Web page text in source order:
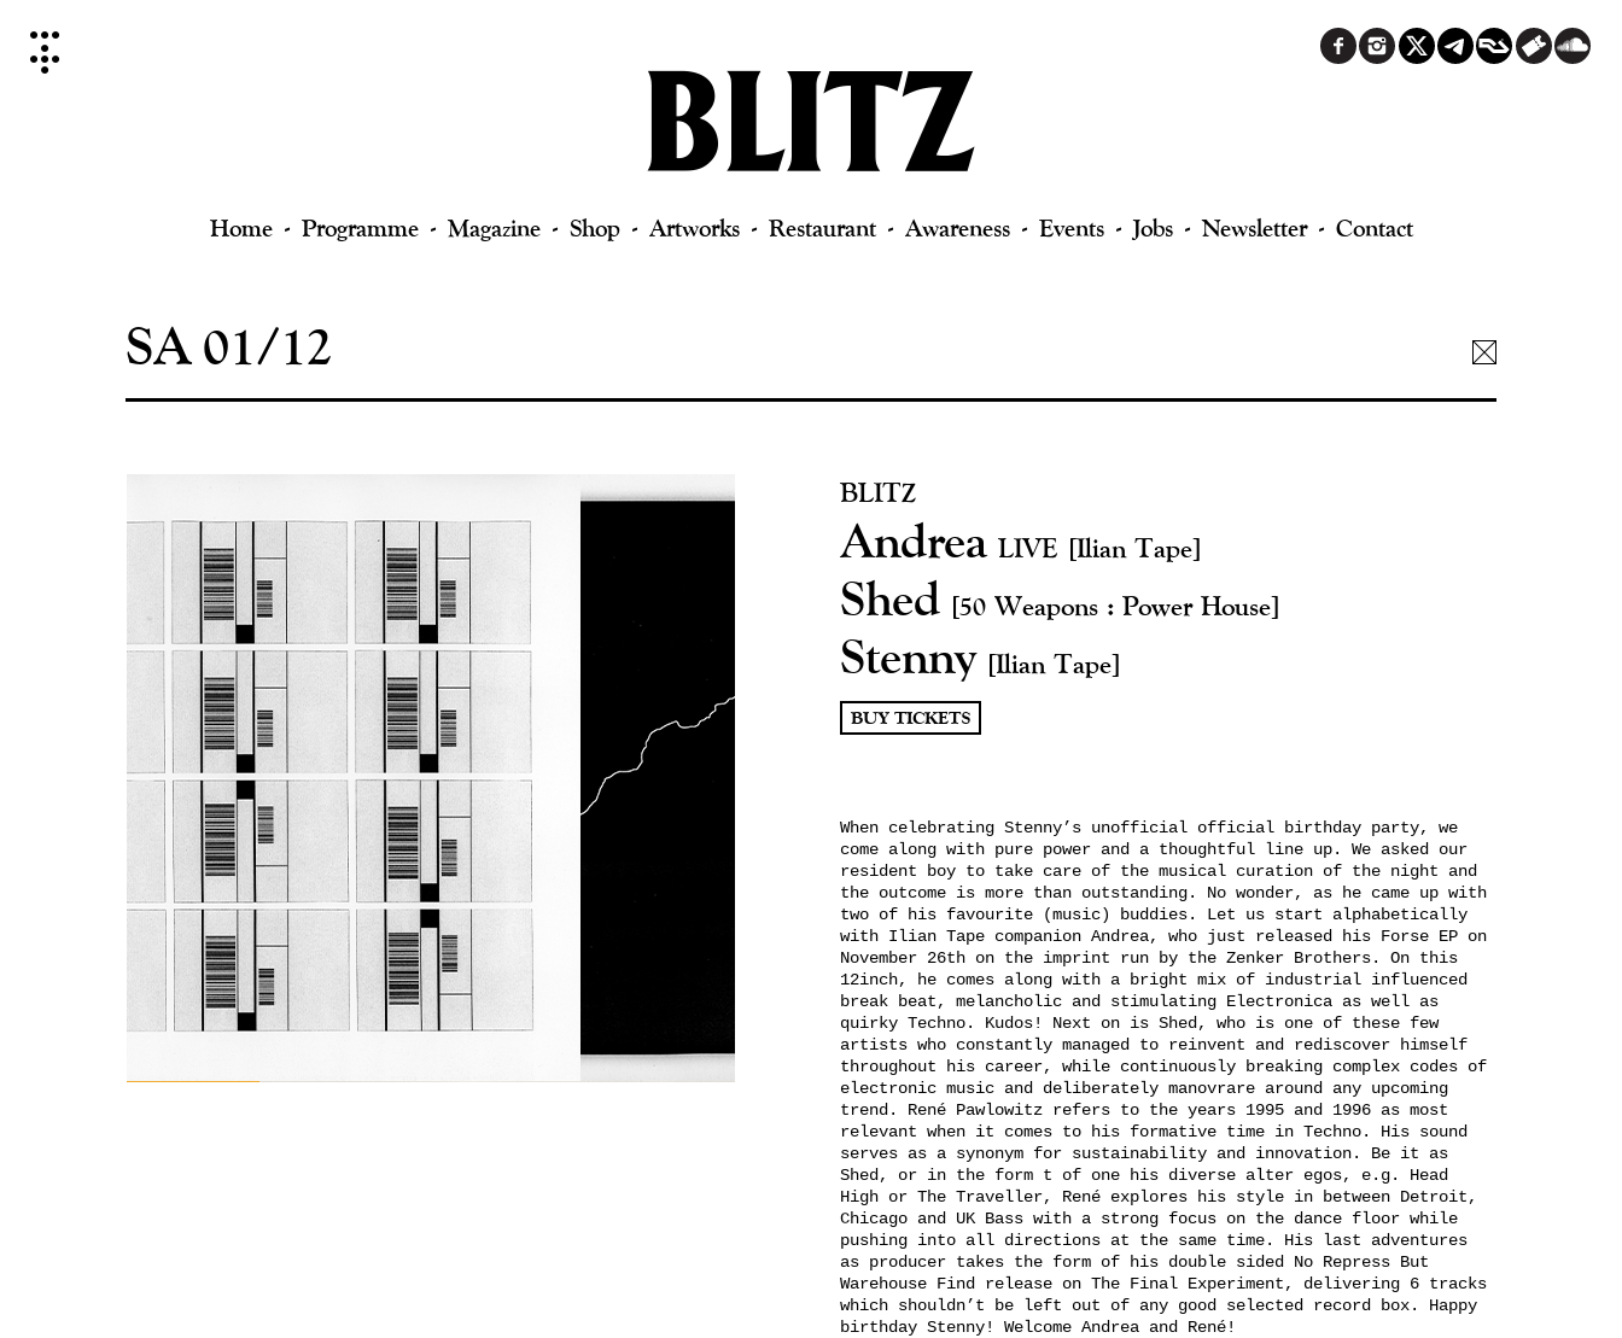
content
Home Programme Magazine Shop Artworks Restaurant Awareness Events Jobs Newsletter Contact
SA 01/12
BLITZ
Andrea LIVE [Ilian Tape]
Shed [50 Weapons : Power House]
Stenny [Ilian Tape]
BUY TICKETS
When celebrating Stenny’s unofficial official birthday party, we
come along with pure power and a thoughtful line up. We asked our
resident boy to take care of the musical curation of the night and
the outcome is more than outstanding. No wonder, as he came up with
two of his favourite (music) buddies. Let us start alphabetically
with Ilian Tape companion Andrea, who just released his Forse EP on
November 26th on the imprint run by the Zenker Brothers. On this
12inch, he comes along with a bright mix of industrial influenced
break beat, melancholic and stimulating Electronica as well as
quirky Techno. Kudos! Next on is Shed, who is one of these few
artists who constantly managed to reinvent and rediscover himself
throughout his career, while continuously breaking complex codes of
electronic music and deliberately manovrare around any upcoming
trend. René Pawlowitz refers to the years 1995 and 1996 as most
relevant when it comes to his formative time in Techno. His sound
serves as a synonym for sustainability and innovation. Be it as
Shed, or in the form t of one his diverse alter egos, e.g. Head
High or The Traveller, René explores his style in between Detroit,
Chicago and UK Bass with a strong focus on the dance floor while
pushing into all directions at the same time. His last adventures
as producer takes the form of his double sided No Repress But
Warehouse Find release on The Final Experiment, delivering 6 tracks
which shouldn’t be left out of any good selected record box. Happy
birthday Stenny! Welcome Andrea and René!